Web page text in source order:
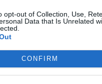
opt-out of Collection, Use,
Data that Is Unrelated
CONFIRM
fascinació que tenim
a prendre vent. Un
narcisisme corporatiu.
persones es pot